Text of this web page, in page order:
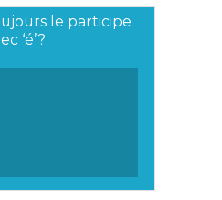
le participe
‘é’?